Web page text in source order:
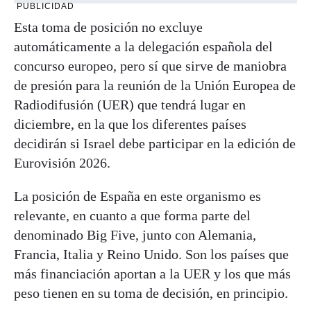
PUBLICIDAD
Esta toma de posición no excluye
automáticamente a la delegación española del
concurso europeo, pero sí que sirve de maniobra
de presión para la reunión de la Unión Europea de
Radiodifusión (UER) que tendrá lugar en
diciembre, en la que los diferentes países
decidirán si Israel debe participar en la edición de
Eurovisión 2026.
La posición de España en este organismo es
relevante, en cuanto a que forma parte del
denominado Big Five, junto con Alemania,
Francia, Italia y Reino Unido. Son los países que
más financiación aportan a la UER y los que más
peso tienen en su toma de decisión, en principio.